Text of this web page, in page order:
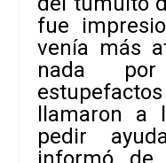
fue
venía más
nada
llamaron a
pedir